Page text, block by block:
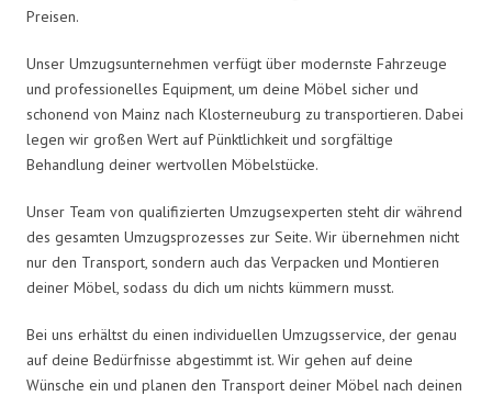
Preisen.
Unser Umzugsunternehmen verfügt über modernste Fahrzeuge
und professionelles Equipment, um deine Möbel sicher und
schonend von Mainz nach Klosterneuburg zu transportieren. Dabei
legen wir großen Wert auf Pünktlichkeit und sorgfältige
Behandlung deiner wertvollen Möbelstücke.
Unser Team von qualifizierten Umzugsexperten steht dir während
des gesamten Umzugsprozesses zur Seite. Wir übernehmen nicht
nur den Transport, sondern auch das Verpacken und Montieren
deiner Möbel, sodass du dich um nichts kümmern musst.
Bei uns erhältst du einen individuellen Umzugsservice, der genau
auf deine Bedürfnisse abgestimmt ist. Wir gehen auf deine
Wünsche ein und planen den Transport deiner Möbel nach deinen